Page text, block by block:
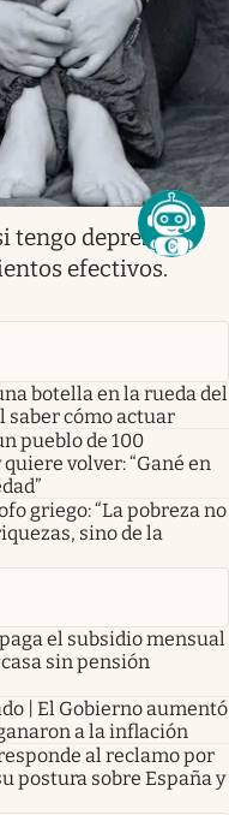
tengo depresión:
efectivos.
botella en la rueda del
saber cómo actuar
pueblo de 100
volver: “Gané en
griego: “La pobreza no
sino de la
el subsidio mensual
sin pensión
| El Gobierno aumentó
a la inflación
al reclamo por
postura sobre España y